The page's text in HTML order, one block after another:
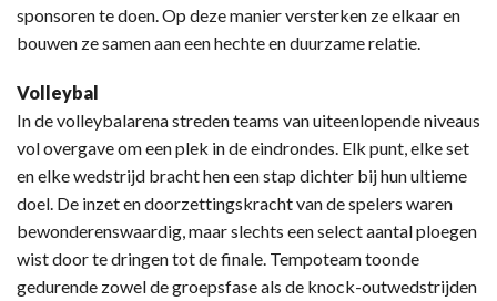
sponsoren te doen. Op deze manier versterken ze elkaar en
bouwen ze samen aan een hechte en duurzame relatie.
Volleybal
In de volleybalarena streden teams van uiteenlopende niveaus
vol overgave om een plek in de eindrondes. Elk punt, elke set
en elke wedstrijd bracht hen een stap dichter bij hun ultieme
doel. De inzet en doorzettingskracht van de spelers waren
bewonderenswaardig, maar slechts een select aantal ploegen
wist door te dringen tot de finale. Tempoteam toonde
gedurende zowel de groepsfase als de knock-outwedstrijden